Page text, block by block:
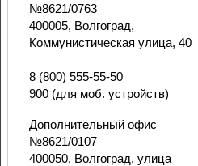
№8621/0763
400005, Волгоград,
Коммунистическая улица, 40
8 (800) 555-55-50
900 (для моб. устройств)
Дополнительный офис
№8621/0107
400050, Волгоград, улица